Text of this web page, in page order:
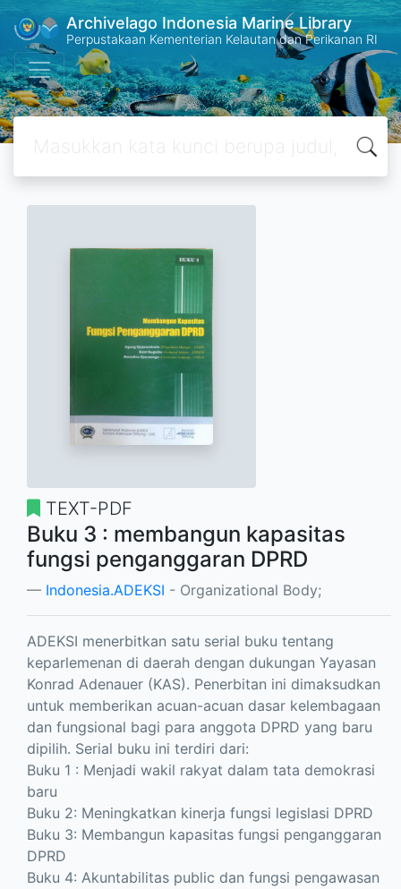
Archivelago Indonesia Marine Library
Perpustakaan Kementerian Kelautan dan Perikanan RI
TEXT-PDF
Buku 3 : membangun kapasitas
fungsi penganggaran DPRD
Indonesia.ADEKSI - Organizational Body;
ADEKSI menerbitkan satu serial buku tentang
keparlemenan di daerah dengan dukungan Yayasan
Konrad Adenauer (KAS). Penerbitan ini dimaksudkan
untuk memberikan acuan-acuan dasar kelembagaan
dan fungsional bagi para anggota DPRD yang baru
dipilih. Serial buku ini terdiri dari:
Buku 1 : Menjadi wakil rakyat dalam tata demokrasi
baru
Buku 2: Meningkatkan kinerja fungsi legislasi DPRD
Buku 3: Membangun kapasitas fungsi penganggaran
DPRD
Buku 4: Akuntabilitas public dan fungsi pengawasan